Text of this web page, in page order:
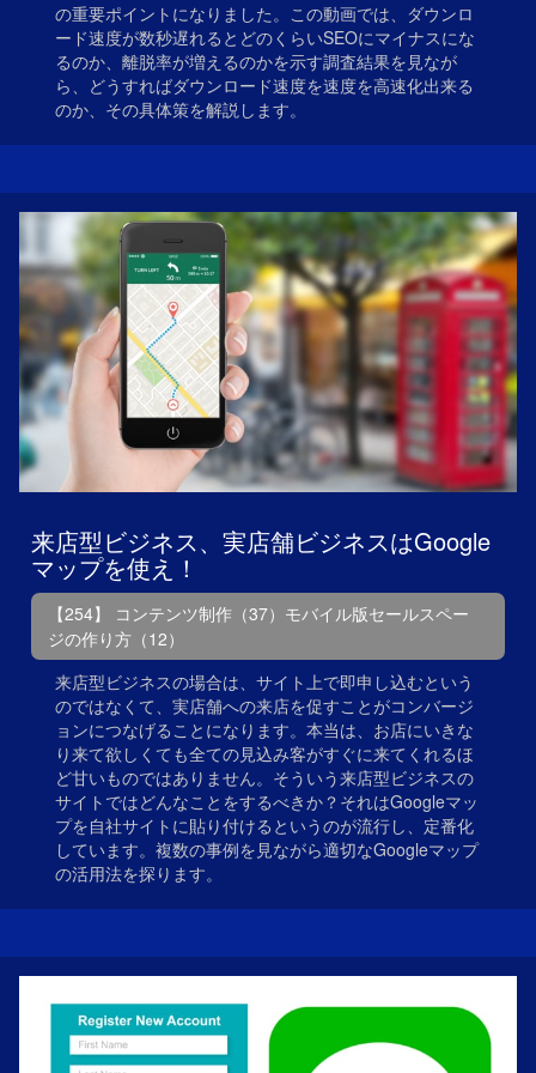
の重要ポイントになりました。この動画では、ダウンロ
ード速度が数秒遅れるとどのくらいSEOにマイナスにな
るのか、離脱率が増えるのかを示す調査結果を見なが
ら、どうすればダウンロード速度を速度を高速化出来る
のか、その具体策を解説します。
来店型ビジネス、実店舗ビジネスはGoogle
マップを使え！
【254】 コンテンツ制作（37）モバイル版セールスペー
ジの作り方（12）
来店型ビジネスの場合は、サイト上で即申し込むという
のではなくて、実店舗への来店を促すことがコンバージ
ョンにつなげることになります。本当は、お店にいきな
り来て欲しくても全ての見込み客がすぐに来てくれるほ
ど甘いものではありません。そういう来店型ビジネスの
サイトではどんなことをするべきか？それはGoogleマッ
プを自社サイトに貼り付けるというのが流行し、定番化
しています。複数の事例を見ながら適切なGoogleマップ
の活用法を探ります。